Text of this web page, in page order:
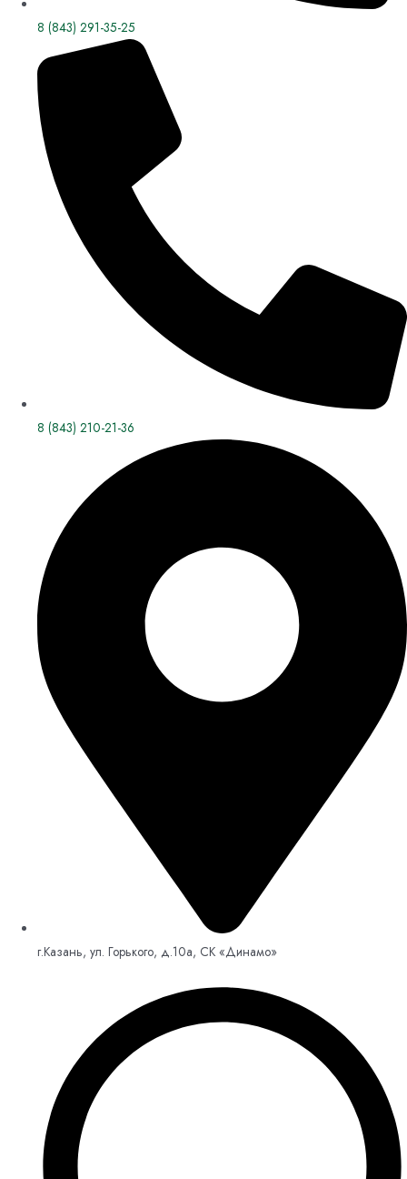
8 (843) 291-35-25
8 (843) 210-21-36
г.Казань, ул. Горького, д.10а, СК «Динамо»